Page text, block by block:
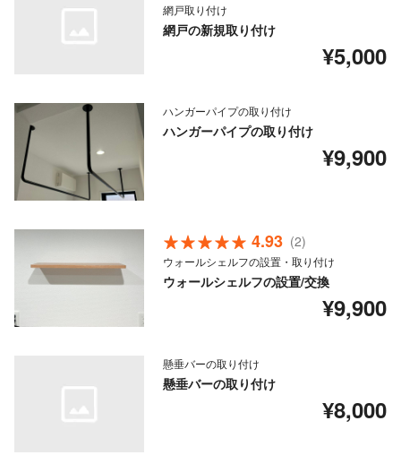
網戸取り付け
網戸の新規取り付け
¥5,000
ハンガーパイプの取り付け
ハンガーパイプの取り付け
¥9,900
4.93 (2)
ウォールシェルフの設置・取り付け
ウォールシェルフの設置/交換
¥9,900
懸垂バーの取り付け
懸垂バーの取り付け
¥8,000